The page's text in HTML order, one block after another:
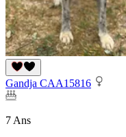
Gandja CAA15816
7 Ans